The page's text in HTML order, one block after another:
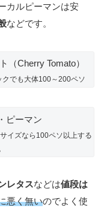
カルピーマンは安
などです。
でも大体100～200ペソ
イズなら100ペソ以上する
レタスなどは値段は
悪く無いのでよく使